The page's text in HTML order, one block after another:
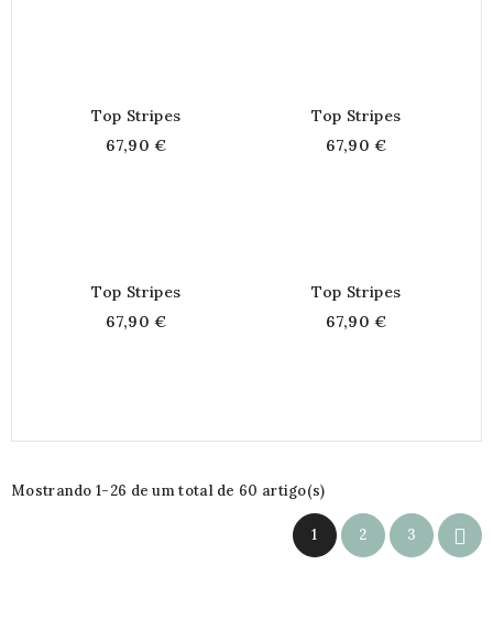
Top Stripes
67,90 €
Top Stripes
67,90 €
Top Stripes
67,90 €
Top Stripes
67,90 €
Mostrando 1-26 de um total de 60 artigo(s)
1 2 3 